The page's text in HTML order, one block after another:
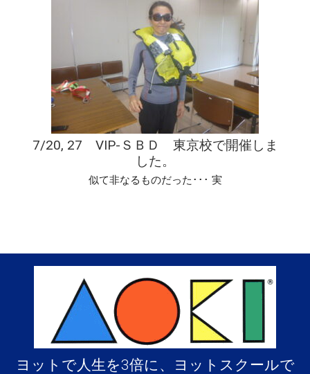
7/20, 27 VIP-ＳＢＤ 東京校で開催しま
した。
似て非なるものだった･･･ 実
ヨットで人生を3倍に、ヨットスクールで